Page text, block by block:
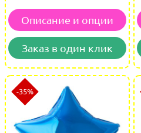
Описание и опции
Заказ в один клик
-35%